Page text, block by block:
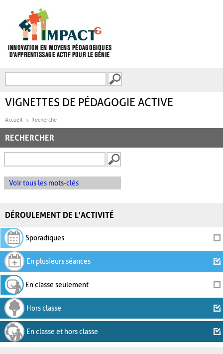
FORMULAIRE DE
VIGNETTES DE PÉDAGOGIE ACTIVE
Accueil Recherche
RECHERCHER
Voir tous les mots-clés
DÉROULEMENT DE L'ACTIVITÉ
Sporadiques
En plusieurs séances
En classe seulement
Hors classe
En classe et hors classe